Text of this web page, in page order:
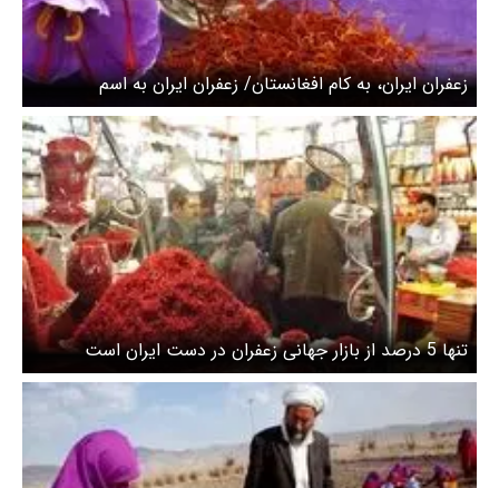
زعفران ایران، به کام افغانستان/ زعفران ایران به اسم
کشورهای دیگر صادر می‌شود
تنها 5 درصد از بازار جهانی زعفران در دست ایران است